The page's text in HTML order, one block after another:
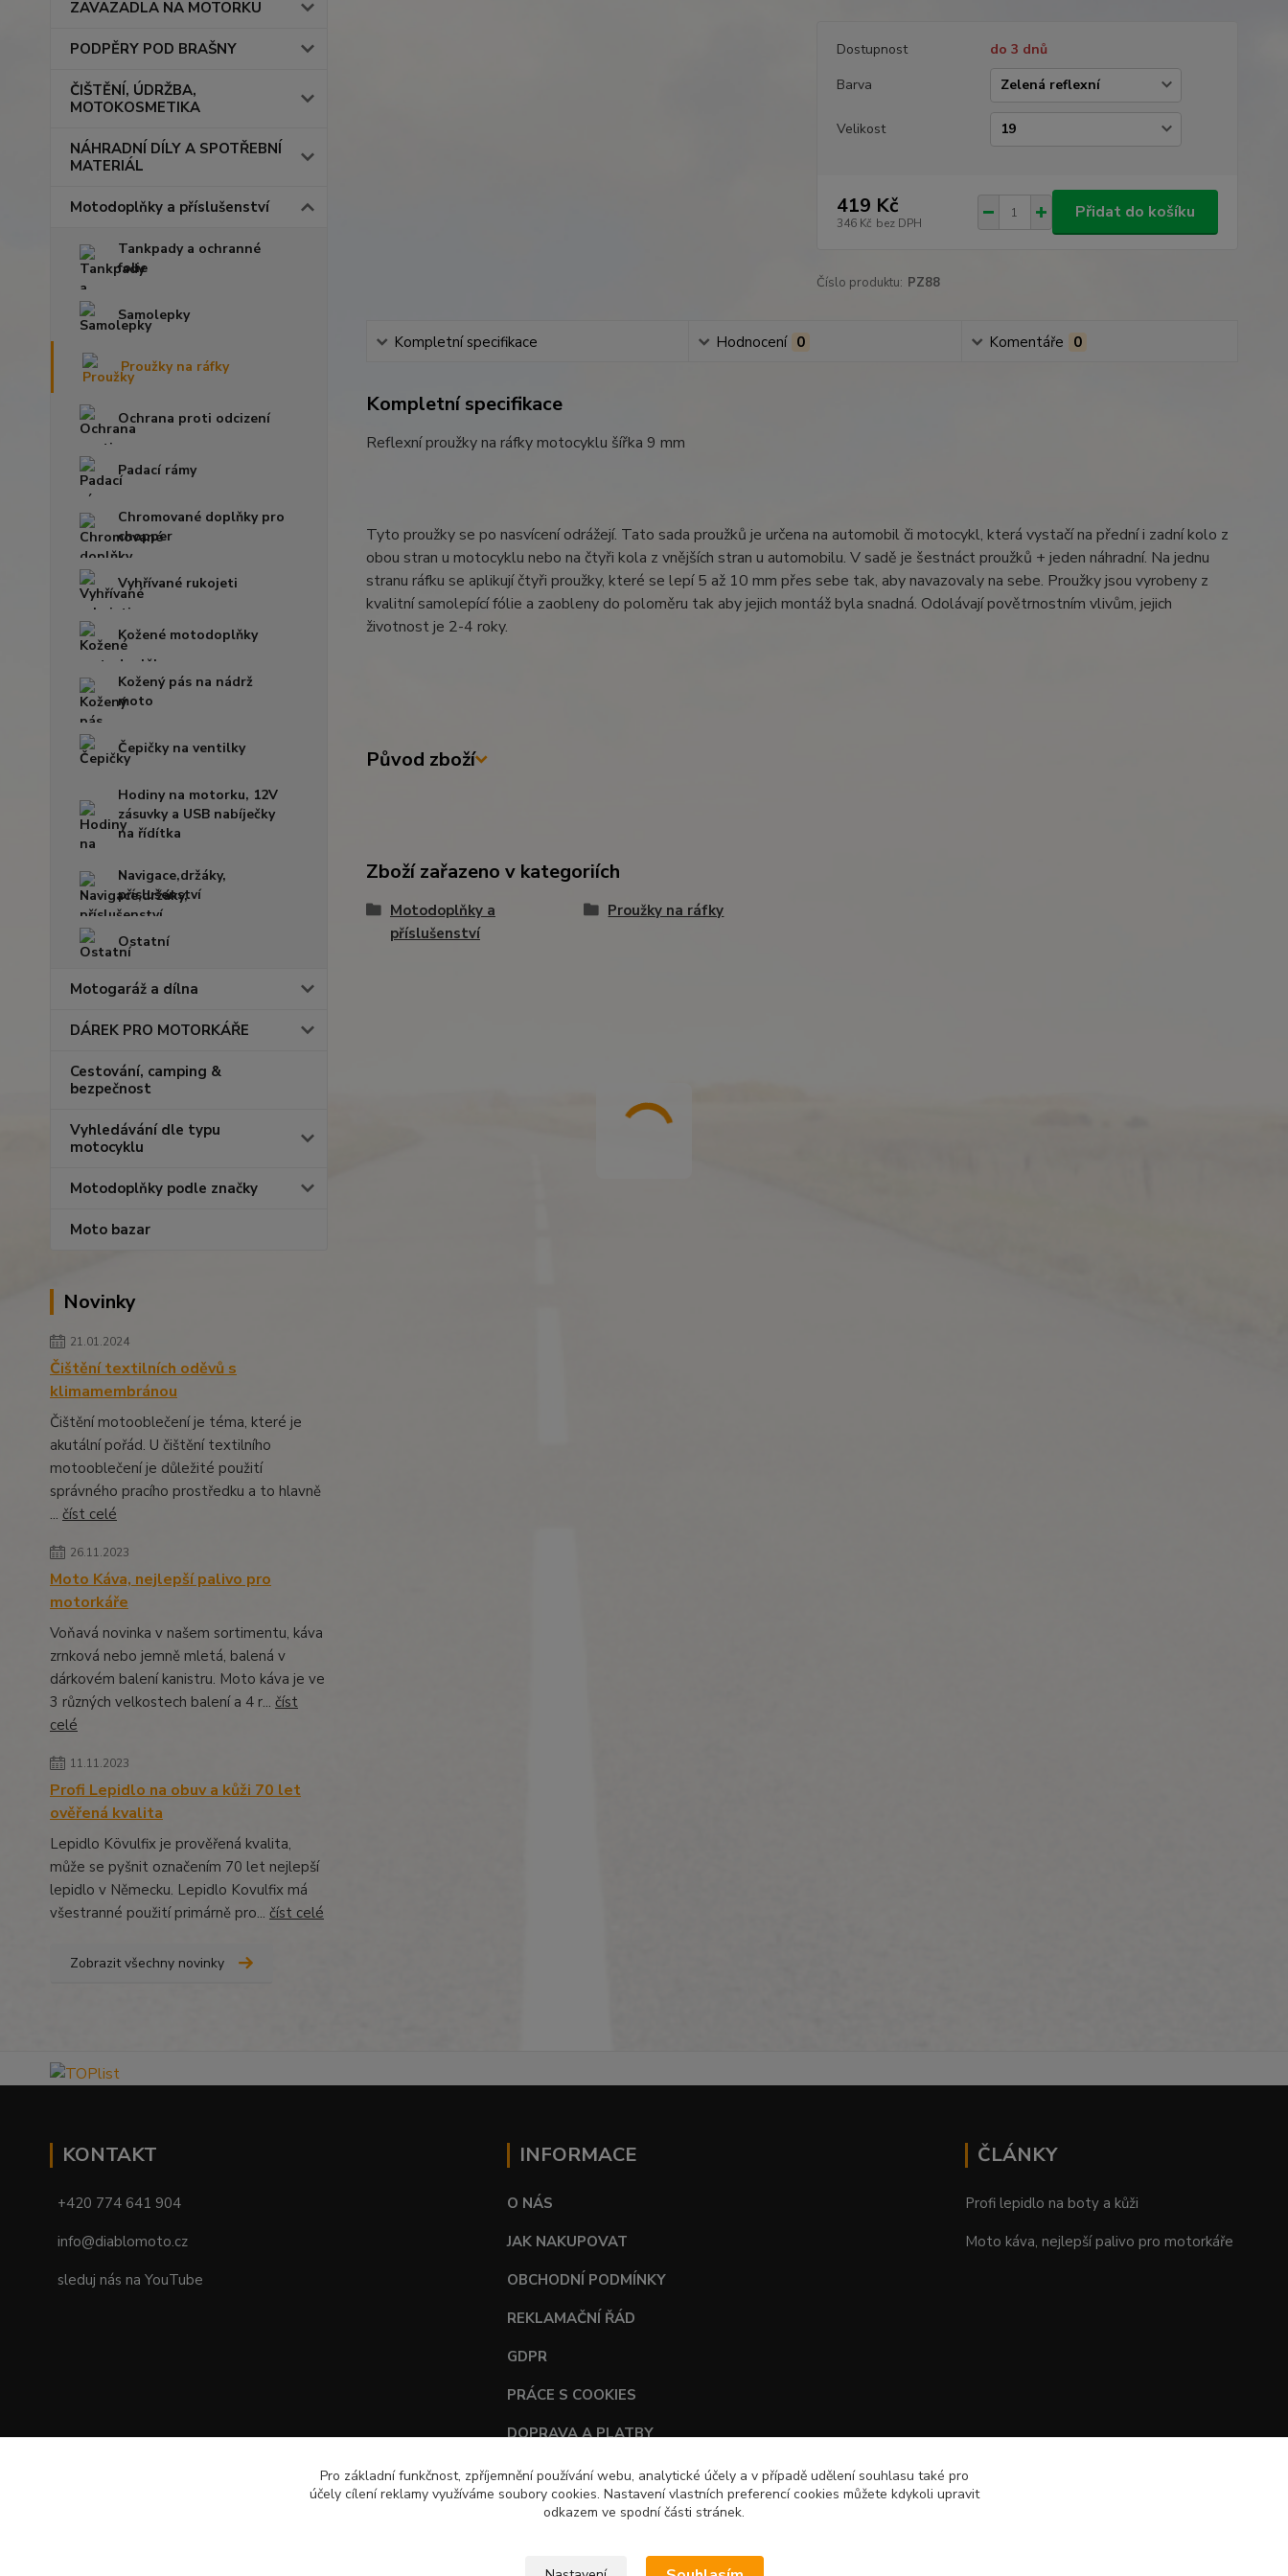
ZAVAZADLA NA MOTORKU
PODPĚRY POD BRAŠNY
ČIŠTĚNÍ, ÚDRŽBA,
MOTOKOSMETIKA
NÁHRADNÍ DÍLY A SPOTŘEBNÍ
MATERIÁL
Motodoplňky a příslušenství
Tankpady a ochranné
folie
Samolepky
Proužky na ráfky
Ochrana proti odcizení
Padací rámy
Chromované doplňky pro
chopper
Vyhřívané rukojeti
Kožené motodoplňky
Kožený pás na nádrž
moto
Čepičky na ventilky
Hodiny na motorku, 12V
zásuvky a USB nabíječky
na řídítka
Navigace,držáky,
příslušenství
Ostatní
Motogaráž a dílna
DÁREK PRO MOTORKÁŘE
Cestování, camping &
bezpečnost
Vyhledávání dle typu
motocyklu
Motodoplňky podle značky
Moto bazar
Novinky
21.01.2024
Čištění textilních oděvů s
klimamembránou
Čištění motooblečení je téma, které je
akutální pořád. U čištění textilního
motooblečení je důležité použití
správného pracího prostředku a to hlavně
... číst celé
26.11.2023
Moto Káva, nejlepší palivo pro
motorkáře
Voňavá novinka v našem sortimentu, káva
zrnková nebo jemně mletá, balená v
dárkovém balení kanistru. Moto káva je ve
3 různých velkostech balení a 4 r... číst
celé
11.11.2023
Profi Lepidlo na obuv a kůži 70 let
ověřená kvalita
Lepidlo Kövulfix je prověřená kvalita,
může se pyšnit označením 70 let nejlepší
lepidlo v Německu. Lepidlo Kovulfix má
všestranné použití primárně pro... číst celé
Zobrazit všechny novinky
Dostupnost
do 3 dnů
Barva
Velikost
419 Kč
346 Kč bez DPH
Přidat do košíku
Číslo produktu: PZ88
Kompletní specifikace Hodnocení 0 Komentáře 0
Kompletní specifikace
Reflexní proužky na ráfky motocyklu šířka 9 mm
Tyto proužky se po nasvícení odrážejí. Tato sada proužků je určena na automobil či motocykl, která vystačí na přední i zadní kolo z
obou stran u motocyklu nebo na čtyři kola z vnějších stran u automobilu. V sadě je šestnáct proužků + jeden náhradní. Na jednu
stranu ráfku se aplikují čtyři proužky, které se lepí 5 až 10 mm přes sebe tak, aby navazovaly na sebe. Proužky jsou vyrobeny z
kvalitní samolepící fólie a zaobleny do poloměru tak aby jejich montáž byla snadná. Odolávají povětrnostním vlivům, jejich
životnost je 2-4 roky.
Původ zboží
Zboží zařazeno v kategoriích
Motodoplňky a
příslušenství
Proužky na ráfky
KONTAKT
+420 774 641 904
info@diablomoto.cz
sleduj nás na YouTube
INFORMACE
O NÁS
JAK NAKUPOVAT
OBCHODNÍ PODMÍNKY
REKLAMAČNÍ ŘÁD
GDPR
PRÁCE S COOKIES
DOPRAVA A PLATBY
TABULKY VELIKOSTÍ
ČLÁNKY
Profi lepidlo na boty a kůži
Moto káva, nejlepší palivo pro motorkáře
Pro základní funkčnost, zpříjemnění používání webu, analytické účely a v případě udělení souhlasu také pro
účely cílení reklamy využíváme soubory cookies. Nastavení vlastních preferencí cookies můžete kdykoli upravit
odkazem ve spodní části stránek.